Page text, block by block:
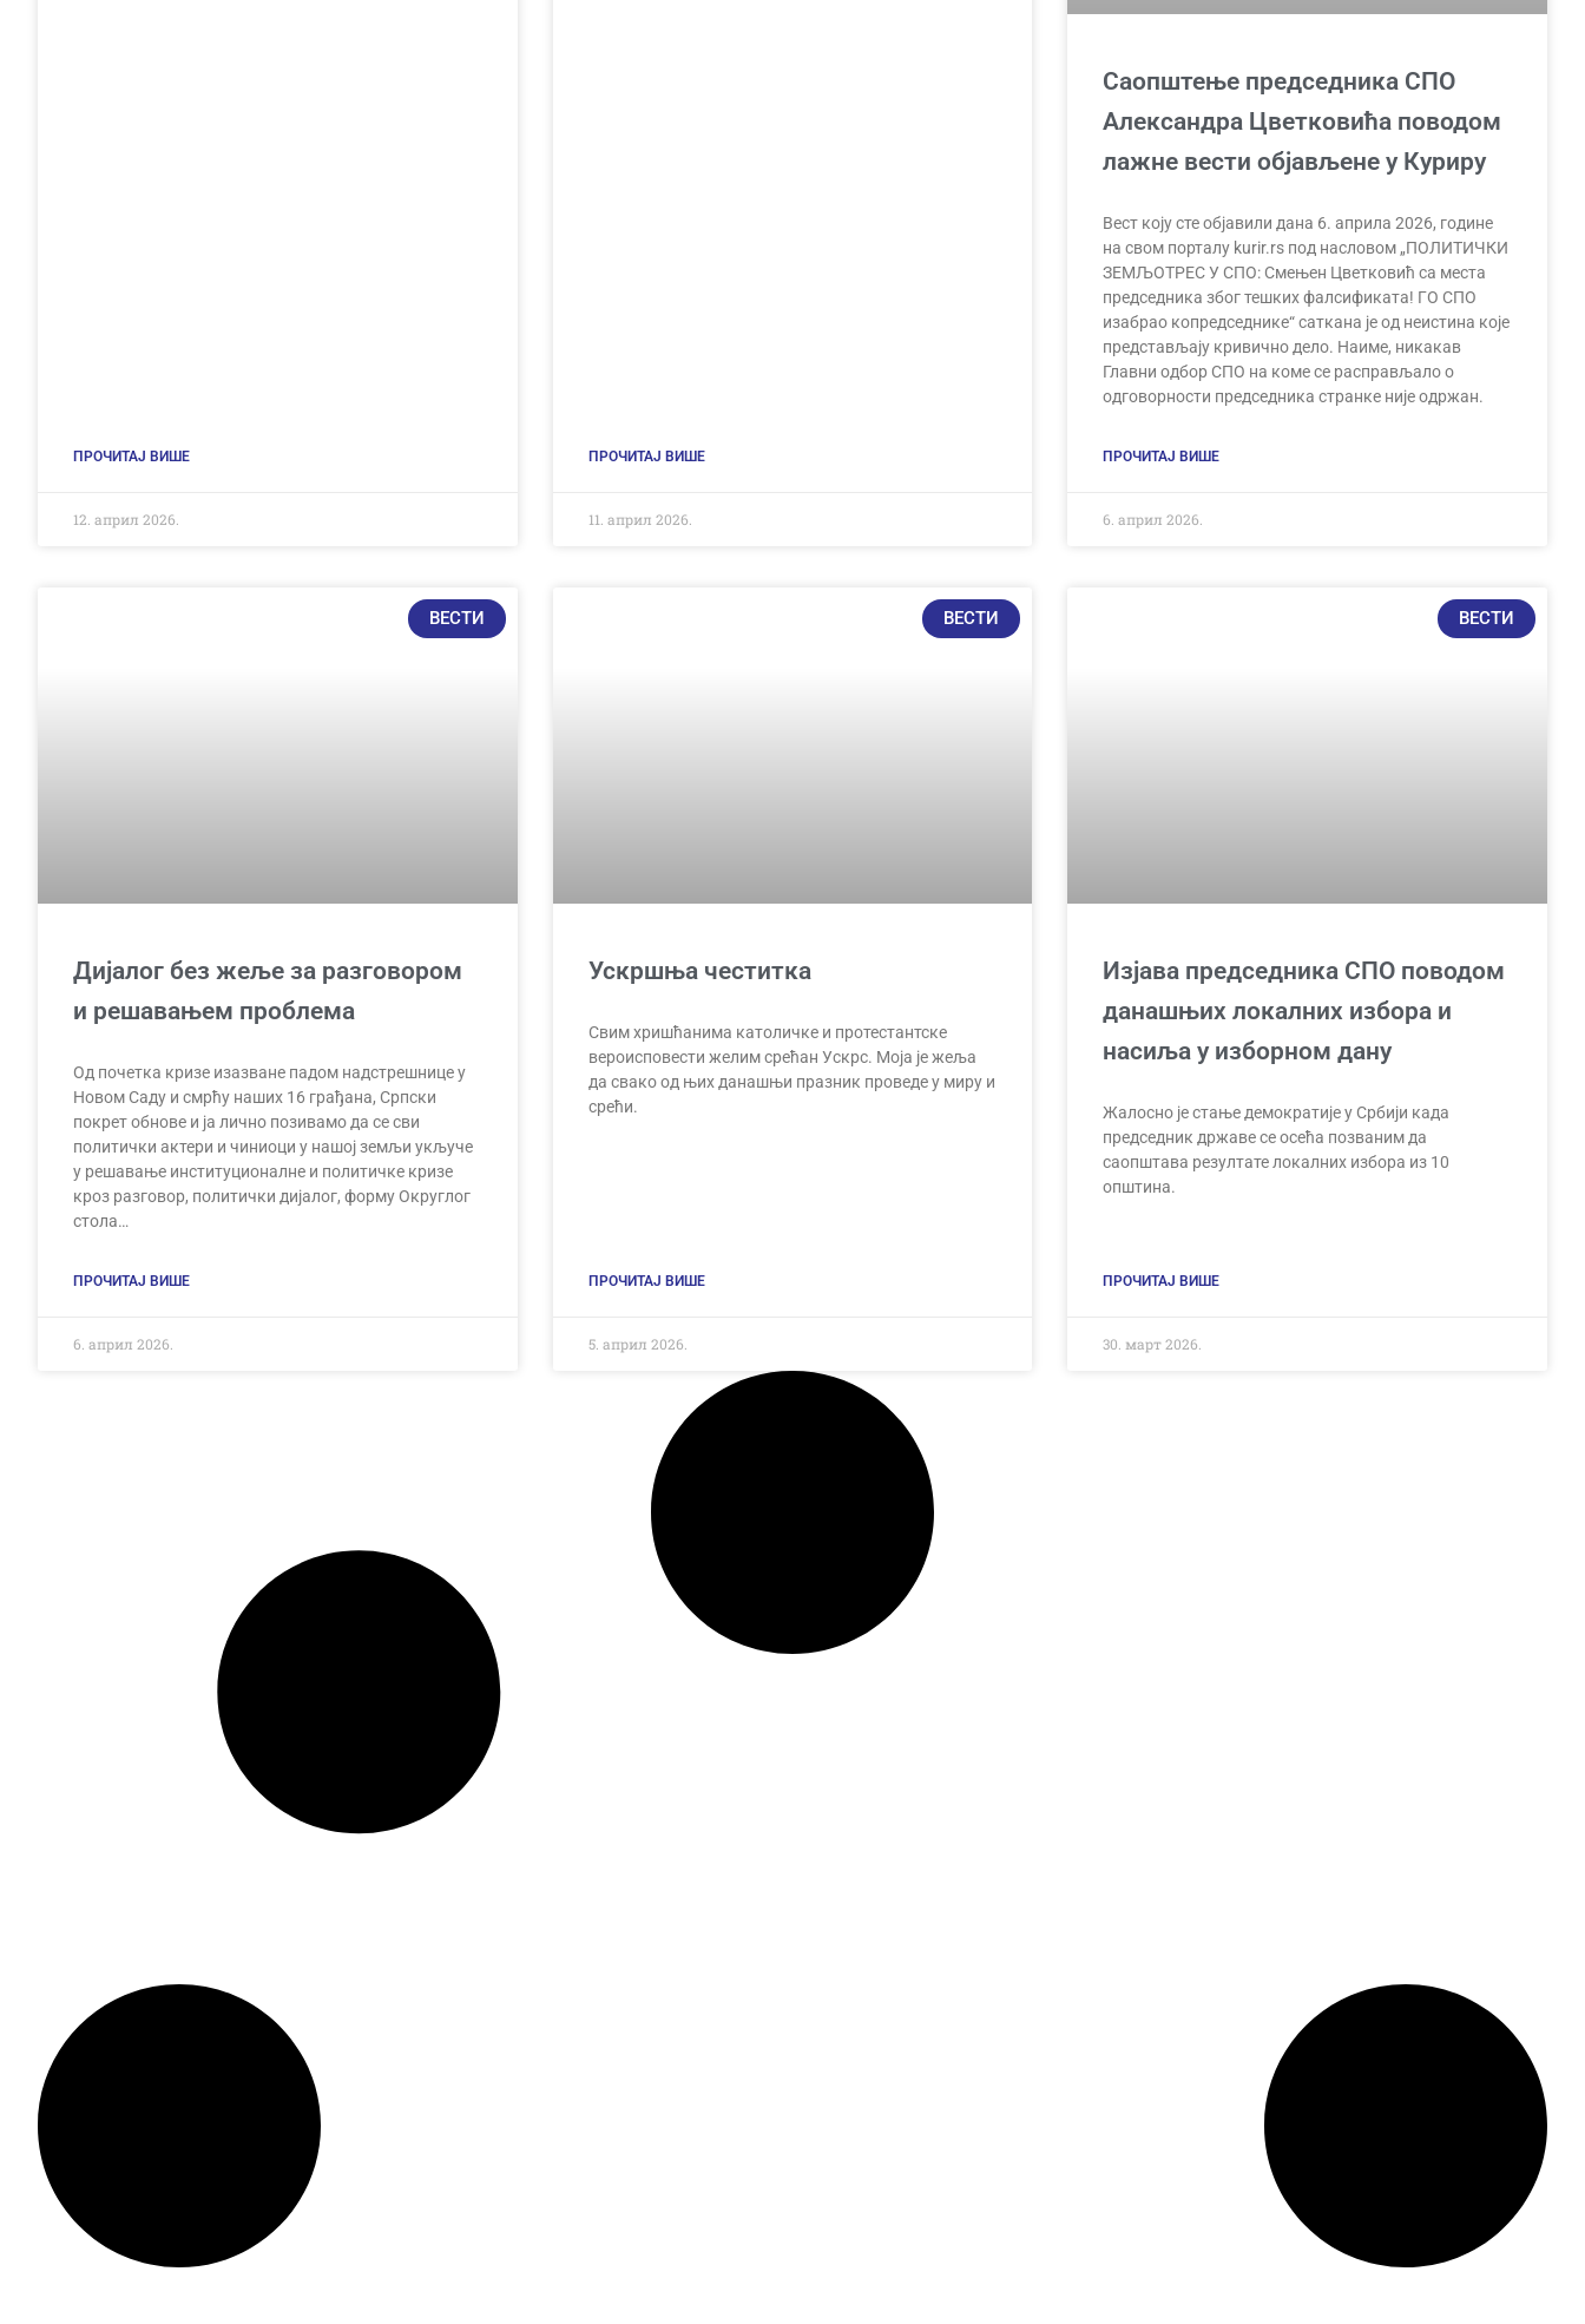
ПРОЧИТАЈ ВИШЕ
12. април 2026.
ПРОЧИТАЈ ВИШЕ
11. април 2026.
Саопштење председника СПО
Александра Цветковића поводом
лажне вести објављене у Куриру
Вест коју сте објавили дана 6. априла 2026, године
на свом порталу kurir.rs под насловом „ПОЛИТИЧКИ
ЗЕМЉОТРЕС У СПО: Смењен Цветковић са места
председника због тешких фалсификата! ГО СПО
изабрао копредседнике“ саткана је од неистина које
представљају кривично дело. Наиме, никакав
Главни одбор СПО на коме се расправљало о
одговорности председника странке није одржан.
ПРОЧИТАЈ ВИШЕ
6. април 2026.
ВЕСТИ
Дијалог без жеље за разговором
и решавањем проблема
Од почетка кризе изазване падом надстрешнице у
Новом Саду и смрћу наших 16 грађана, Српски
покрет обнове и ја лично позивамо да се сви
политички актери и чиниоци у нашој земљи укључе
у решавање институционалне и политичке кризе
кроз разговор, политички дијалог, форму Округлог
стола…
ПРОЧИТАЈ ВИШЕ
6. април 2026.
ВЕСТИ
Ускршња честитка
Свим хришћанима католичке и протестантске
вероисповести желим срећан Ускрс. Моја је жеља
да свако од њих данашњи празник проведе у миру и
срећи.
ПРОЧИТАЈ ВИШЕ
5. април 2026.
ВЕСТИ
Изјава председника СПО поводом
данашњих локалних избора и
насиља у изборном дану
Жалосно је стање демократије у Србији када
председник државе се осећа позваним да
саопштава резултате локалних избора из 10
општина.
ПРОЧИТАЈ ВИШЕ
30. март 2026.